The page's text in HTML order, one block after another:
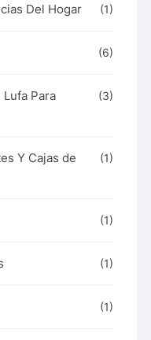
Del Hogar (1)
(6)
Para
(3)
Y Cajas de
(1)
(1)
(1)
(1)